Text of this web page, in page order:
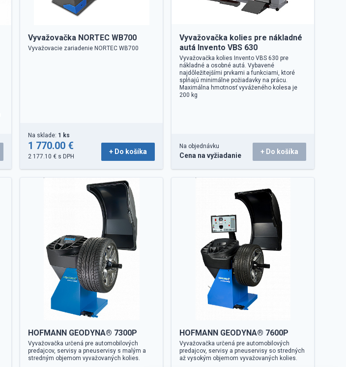
Vyvažovačka NORTEC WB700
Vyvažovacie zariadenie NORTEC WB700
Na sklade: 1 ks
1 770.00 €
2 177.10 € s DPH
+ Do košíka
Vyvažovačka kolies pre nákladné
autá Invento VBS 630
Vyvažovačka kolies Invento VBS 630 pre
nákladné a osobné autá. Vybavené
najdôležitejšími prvkami a funkciami, ktoré
spĺňajú minimálne požiadavky na prácu.
Maximálna hmotnosť vyváženého kolesa je
200 kg
Na objednávku
Cena na vyžiadanie + Do košíka
HOFMANN GEODYNA® 7300P
Vyvažovačka určená pre automobilových
predajcov, servisy a pneuservisy s malým a
stredným objemom vyvažovaných kolies.
HOFMANN GEODYNA® 7600P
Vyvažovačka určená pre automobilových
predajcov, servisy a pneuservisy so stredných
až vysokým objemom vyvažovaných kolies.